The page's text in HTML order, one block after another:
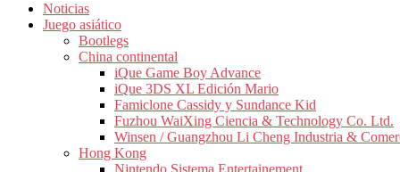
Noticias
Juego asiático
Bootlegs
China continental
iQue Game Boy Advance
iQue 3DS XL Edición Mario
Famiclone Cassidy y Sundance Kid
Fuzhou WaiXing Ciencia & Technology Co. Ltd.
Winsen / Guangzhou Li Cheng Industria &
Hong Kong